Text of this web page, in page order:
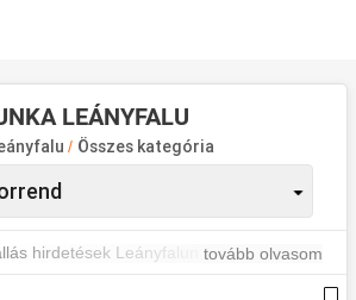
LEÁNYFALU
/ Összes kategória
hirdetések Leányfalun és környékén.
tovább olvasom